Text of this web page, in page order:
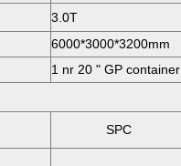
3.0T
6000*3000*3200mm
1 nr 20 " GP container
SPC